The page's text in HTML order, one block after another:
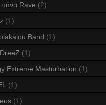
Rave (2)
(1)
Band (1)
(1)
Extreme Masturbation (1)
(1)
(1)